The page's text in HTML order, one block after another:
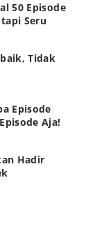
50 Episode
Seru
Tidak
Episode
Aja!
Hadir